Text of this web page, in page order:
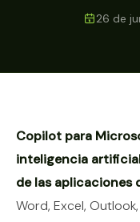
26 de
Contenido
Copilot para
inteligencia
de las aplicaciones
Word, Excel,